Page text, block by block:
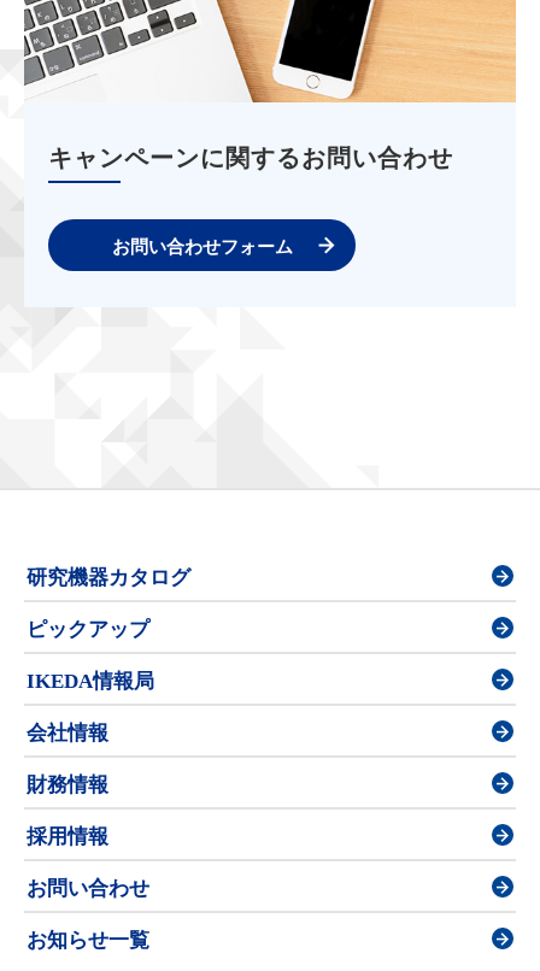
キャンペーンに関するお問い合わせ
お問い合わせフォーム
研究機器カタログ
ピックアップ
IKEDA情報局
会社情報
財務情報
採用情報
お問い合わせ
お知らせ一覧